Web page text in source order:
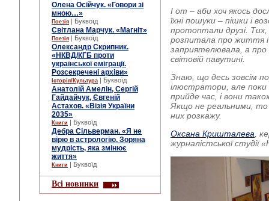
Олена Осійчук. «Говори зі
мною…»
Поезія | Буквоїд
Світлана Марчук. «Магніт»
Поезія | Буквоїд
Олександр Скрипник.
«НКВД/КГБ проти
української еміграції.
Розсекречені архіви»
Історія/Культура | Буквоїд
Анатолій Амелін, Сергій
Гайдайчук, Євгеній
Астахов. «Візія України
2035»
Книги | Буквоїд
Дебра Сільверман. «Я не
вірю в астрологію. Зоряна
мудрість, яка змінює
життя»
Книги | Буквоїд
Всі новинки
І от – аби хоч якось
їхні пошуки – пішки і
протоптали друзі.
розпитала про життя і
заприятелювала, а про
світовій павутині.
Знаю, що десь зовсім
ілюстратори, але
прийде час, і вони
Якщо не реальними, то
них розкажу.
Оксана Кришталева ,
журналістської студії